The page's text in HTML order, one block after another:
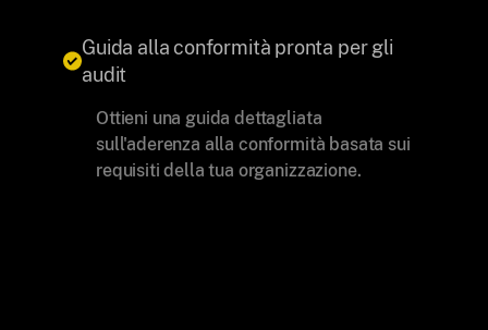
Guida alla conformità pronta per gli
audit
Ottieni una guida dettagliata
sull'aderenza alla conformità basata sui
requisiti della tua organizzazione.